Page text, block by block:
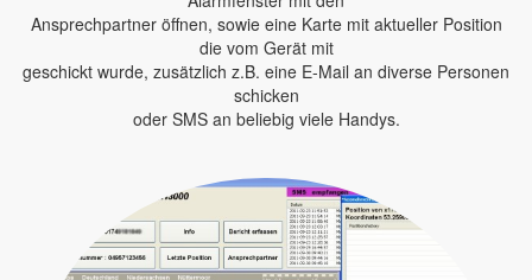
Ansprechpartner öffnen, sowie eine Karte mit aktueller Position
die vom Gerät mit
geschickt wurde, zusätzlich z.B. eine E-Mail an diverse Personen
schicken
oder SMS an beliebig viele Handys.